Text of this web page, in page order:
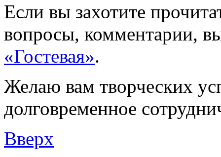
Если вы захотите
вопросы, комментарии,
«Гостевая».
Желаю вам творческих
долговременное
Вверх